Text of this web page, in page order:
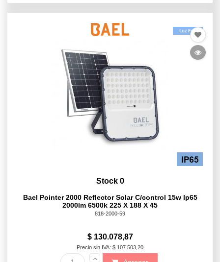
Stock 0
Bael Pointer 2000 Reflector Solar C/control 15w Ip65
2000lm 6500k 225 X 188 X 45
818-2000-59
$ 130.078,87
Precio sin IVA: $ 107.503,20